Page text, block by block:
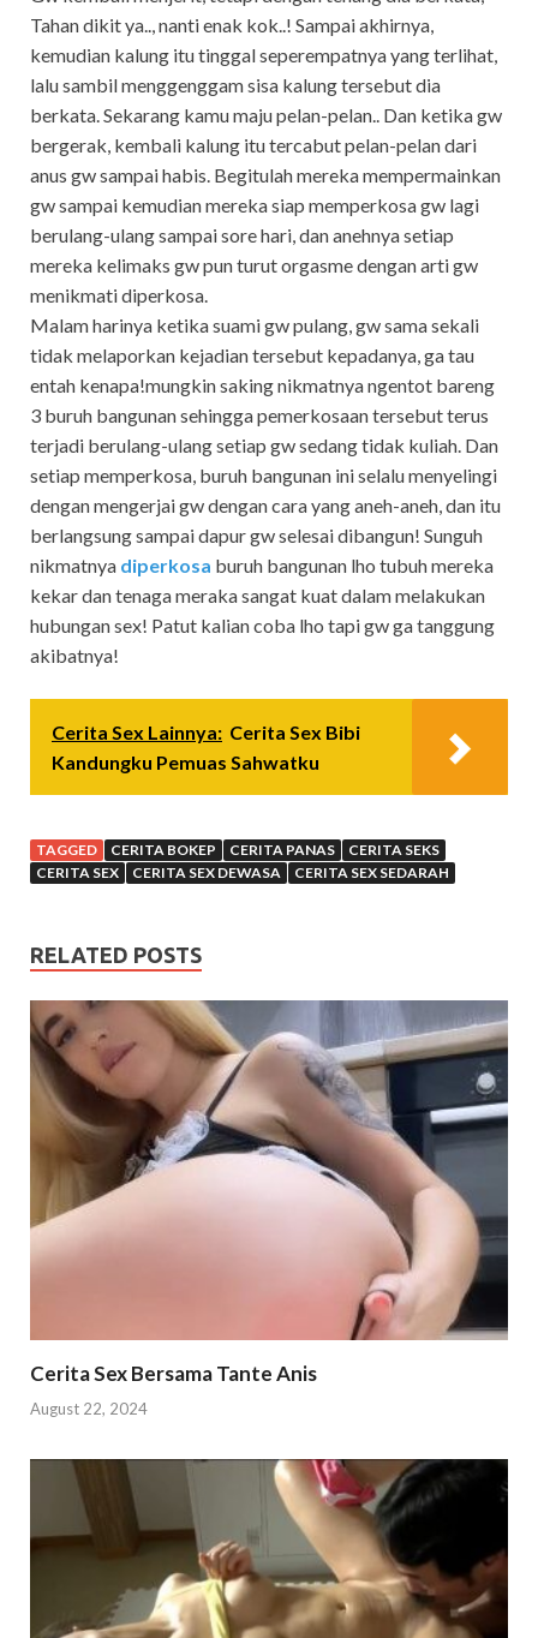
Tahan dikit ya.., nanti enak kok..! Sampai akhirnya,
kemudian kalung itu tinggal seperempatnya yang terlihat,
lalu sambil menggenggam sisa kalung tersebut dia
berkata. Sekarang kamu maju pelan-pelan.. Dan ketika gw
bergerak, kembali kalung itu tercabut pelan-pelan dari
anus gw sampai habis. Begitulah mereka mempermainkan
gw sampai kemudian mereka siap memperkosa gw lagi
berulang-ulang sampai sore hari, dan anehnya setiap
mereka kelimaks gw pun turut orgasme dengan arti gw
menikmati diperkosa.
Malam harinya ketika suami gw pulang, gw sama sekali
tidak melaporkan kejadian tersebut kepadanya, ga tau
entah kenapa!mungkin saking nikmatnya ngentot bareng
3 buruh bangunan sehingga pemerkosaan tersebut terus
terjadi berulang-ulang setiap gw sedang tidak kuliah. Dan
setiap memperkosa, buruh bangunan ini selalu menyelingi
dengan mengerjai gw dengan cara yang aneh-aneh, dan itu
berlangsung sampai dapur gw selesai dibangun! Sunguh
nikmatnya diperkosa buruh bangunan lho tubuh mereka
kekar dan tenaga meraka sangat kuat dalam melakukan
hubungan sex! Patut kalian coba lho tapi gw ga tanggung
akibatnya!
Cerita Sex Lainnya: Cerita Sex Bibi
Kandungku Pemuas Sahwatku
TAGGED CERITA BOKEP CERITA PANAS
CERITA SEKS
CERITA SEX
CERITA SEX DEWASA CERITA SEX SEDARAH
RELATED POSTS
Cerita Sex Bersama Tante Anis
August 22, 2024